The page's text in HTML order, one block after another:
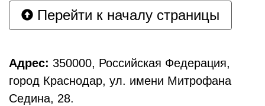
Перейти к началу страницы
Адрес: 350000, Российская Федерация,
город Краснодар, ул. имени Митрофана
Седина, 28.